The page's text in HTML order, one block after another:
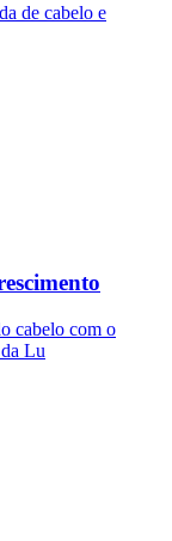
de cabelo e
cabelo com o
Lu